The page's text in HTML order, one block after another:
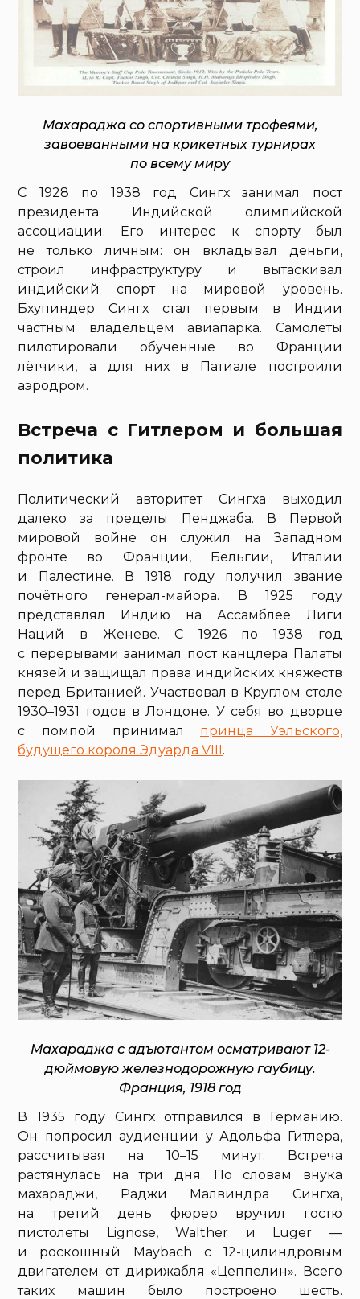
Махараджа со спортивными трофеями,
завоеванными на крикетных турнирах
по всему миру
С 1928 по 1938 год Сингх занимал пост
президента Индийской олимпийской
ассоциации. Его интерес к спорту был
не только личным: он вкладывал деньги,
строил инфраструктуру и вытаскивал
индийский спорт на мировой уровень.
Бхупиндер Сингх стал первым в Индии
частным владельцем авиапарка. Самолёты
пилотировали обученные во Франции
лётчики, а для них в Патиале построили
аэродром.
Встреча с Гитлером и большая
политика
Политический авторитет Сингха выходил
далеко за пределы Пенджаба. В Первой
мировой войне он служил на Западном
фронте во Франции, Бельгии, Италии
и Палестине. В 1918 году получил звание
почётного генерал-майора. В 1925 году
представлял Индию на Ассамблее Лиги
Наций в Женеве. С 1926 по 1938 год
с перерывами занимал пост канцлера Палаты
князей и защищал права индийских княжеств
перед Британией. Участвовал в Круглом столе
1930–1931 годов в Лондоне. У себя во дворце
с помпой принимал принца Уэльского,
будущего короля Эдуарда VIII .
Махараджа с адъютантом осматривают 12-
дюймовую железнодорожную гаубицу.
Франция, 1918 год
В 1935 году Сингх отправился в Германию.
Он попросил аудиенции у Адольфа Гитлера,
рассчитывая на 10–15 минут. Встреча
растянулась на три дня. По словам внука
махараджи, Раджи Малвиндра Сингха,
на третий день фюрер вручил гостю
пистолеты Lignose, Walther и Luger —
и роскошный Maybach с 12-цилиндровым
двигателем от дирижабля «Цеппелин». Всего
таких машин было построено шесть.